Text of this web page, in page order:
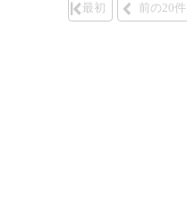
最初 前の20件